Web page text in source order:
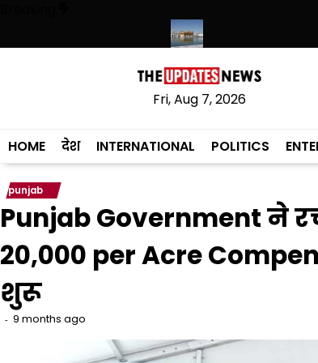
content
श्री गुरु हरिकृष्ण साहिब जी के प्रकाश पर्व
Fri, Aug 7, 2026
HOME देश INTERNATIONAL POLITICS
punjab
Punjab Government ने
₹20,000 per Acre
शुरू
9 months ago